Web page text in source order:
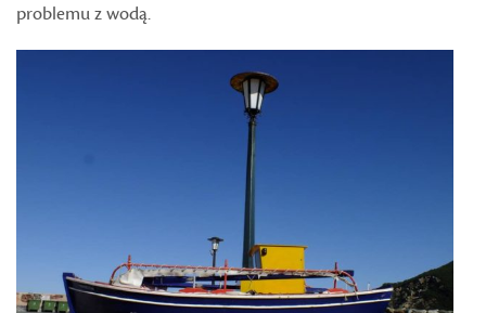
problemu z wodą.